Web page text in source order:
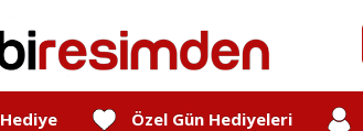
Özel Gün Hediyeleri